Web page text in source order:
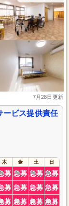
7月28日更新
ービス提供責任
木 金 土 日
募 急募 急募 急募
募 急募 急募 急募
募 急募 急募 急募